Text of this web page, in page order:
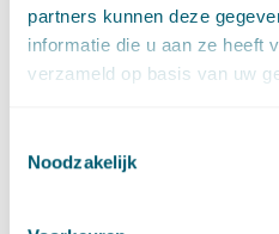
partners kunnen deze
informatie die u aan ze heeft
verzameld op basis van uw
Noodzakelijk
producentenorganisatie
maken die bindend kunnen
sector door middel van een
Wettelijke en